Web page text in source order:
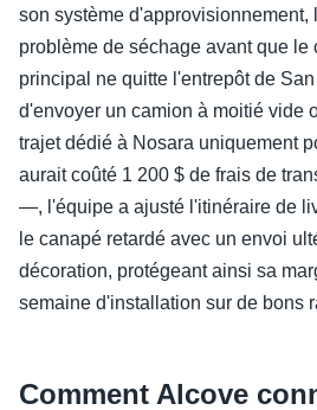
son système d'approvisionnement,
problème de séchage avant que le
principal ne quitte l'entrepôt de
d'envoyer un camion à moitié vide
trajet dédié à Nosara uniquement
aurait coûté 1 200 $ de frais de
—, l'équipe a ajusté l'itinéraire de
le canapé retardé avec un envoi
décoration, protégeant ainsi sa
semaine d'installation sur de bons
Comment Alcove